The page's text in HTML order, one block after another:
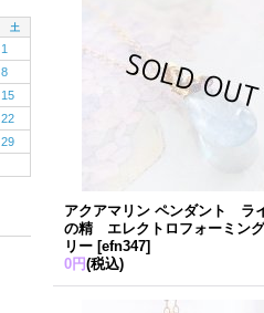
土
1
8
15
22
29
アクアマリン ペンダント ラ
の精 エレクトロフォーミン
リー [efn347]
0円(税込)